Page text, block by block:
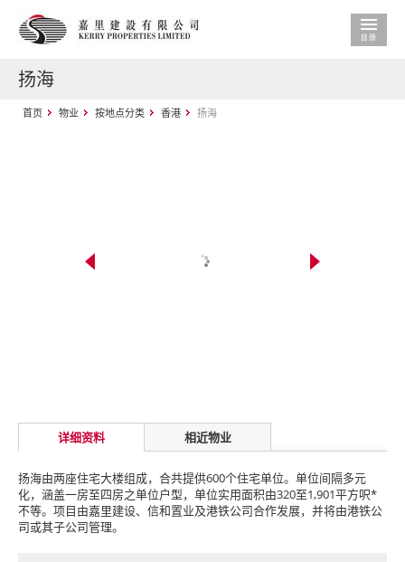
扬海
首页 物业 按地点分类 香港 扬海
详细资料 相近物业
扬海由两座住宅大楼组成，合共提供600个住宅单位。单位间隔多元
化，涵盖一房至四房之单位户型，单位实用面积由320至1,901平方呎*
不等。项目由嘉里建设、信和置业及港铁公司合作发展，并将由港铁公
司或其子公司管理。